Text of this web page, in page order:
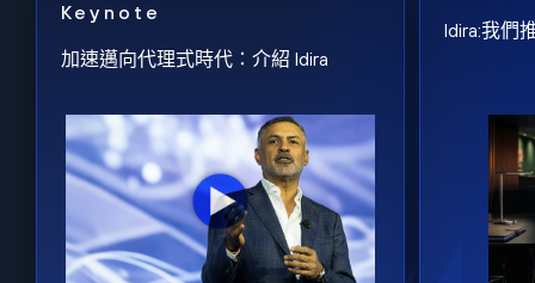
Keynote
加速邁向代理式時代：介紹 Idira
Idira:我們